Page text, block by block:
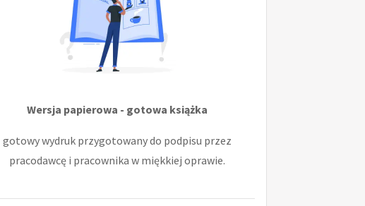
Wersja papierowa - gotowa książka
gotowy wydruk przygotowany do podpisu przez
pracodawcę i pracownika w miękkiej oprawie.